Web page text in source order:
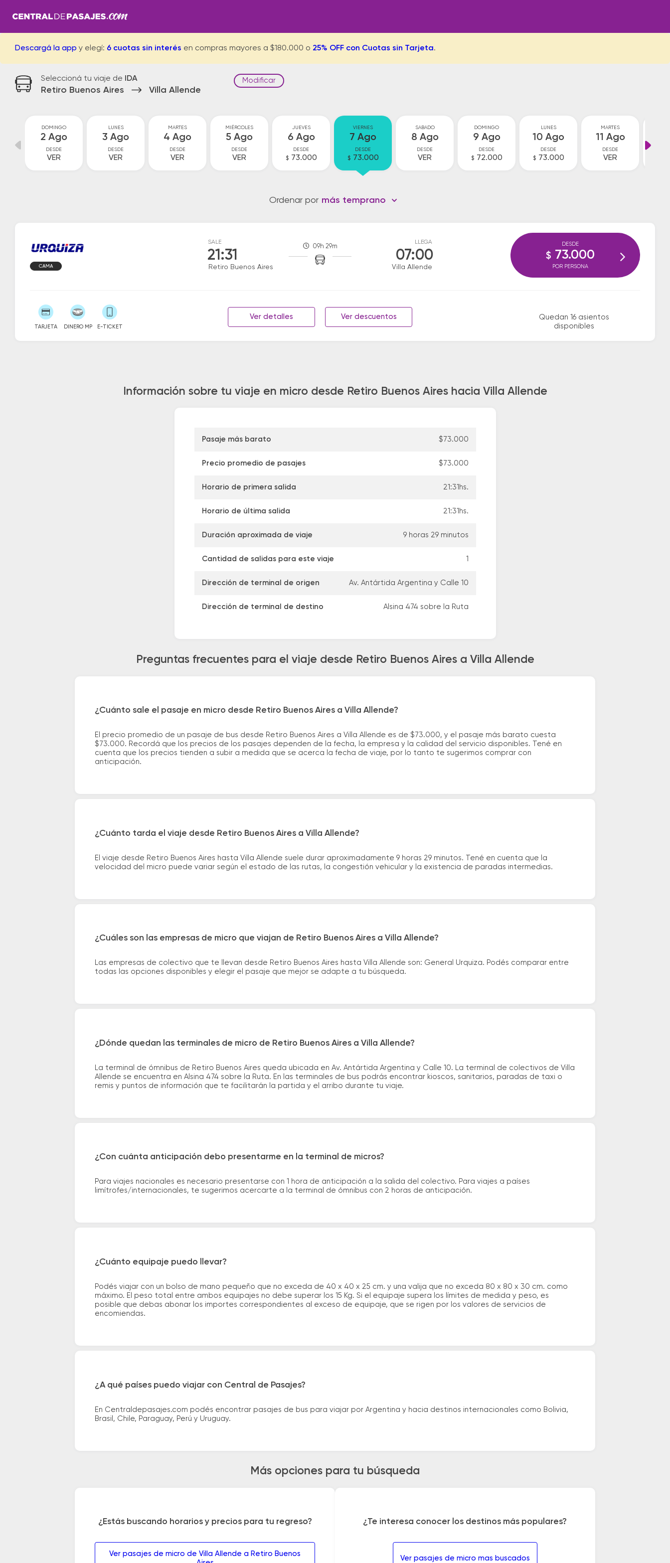
Descargá la app y elegí: 6 cuotas sin interés en compras mayores a $180.000 o 25% OFF con Cuotas sin Tarjeta.
Seleccioná tu viaje de IDA
Retiro Buenos Aires Villa Allende
Modificar
DOMINGO
2 Ago
DESDE
VER
LUNES
3 Ago
DESDE
VER
MARTES
4 Ago
DESDE
VER
MIÉRCOLES
5 Ago
DESDE
VER
JUEVES
6 Ago
DESDE
$ 73.000
VIERNES
7 Ago
DESDE
$ 73.000
SABADO
8 Ago
DESDE
VER
DOMINGO
9 Ago
DESDE
$ 72.000
LUNES
10 Ago
DESDE
$ 73.000
MARTES
11 Ago
DESDE
VER
Ordenar por más temprano
SALE
21:31
Retiro Buenos Aires
09h 29m
LLEGA
07:00
Villa Allende
CAMA
TARJETA DINERO MP E-TICKET
Ver detalles Ver descuentos
Quedan 16 asientos
disponibles
DESDE
$ 73.000
POR PERSONA
Información sobre tu viaje en micro desde Retiro Buenos Aires hacia Villa Allende
Pasaje más barato $73.000
Precio promedio de pasajes $73.000
Horario de primera salida 21:31hs.
Horario de última salida 21:31hs.
Duración aproximada de viaje 9 horas 29 minutos
Cantidad de salidas para este viaje 1
Dirección de terminal de origen Av. Antártida Argentina y Calle 10
Dirección de terminal de destino Alsina 474 sobre la Ruta
Preguntas frecuentes para el viaje desde Retiro Buenos Aires a Villa Allende
¿Cuánto sale el pasaje en micro desde Retiro Buenos Aires a Villa Allende?
El precio promedio de un pasaje de bus desde Retiro Buenos Aires a Villa Allende es de $73.000, y el pasaje más barato cuesta
$73.000. Recordá que los precios de los pasajes dependen de la fecha, la empresa y la calidad del servicio disponibles. Tené en
cuenta que los precios tienden a subir a medida que se acerca la fecha de viaje, por lo tanto te sugerimos comprar con
anticipación.
¿Cuánto tarda el viaje desde Retiro Buenos Aires a Villa Allende?
El viaje desde Retiro Buenos Aires hasta Villa Allende suele durar aproximadamente 9 horas 29 minutos. Tené en cuenta que la
velocidad del micro puede variar según el estado de las rutas, la congestión vehicular y la existencia de paradas intermedias.
¿Cuáles son las empresas de micro que viajan de Retiro Buenos Aires a Villa Allende?
Las empresas de colectivo que te llevan desde Retiro Buenos Aires hasta Villa Allende son: General Urquiza. Podés comparar entre
todas las opciones disponibles y elegir el pasaje que mejor se adapte a tu búsqueda.
¿Dónde quedan las terminales de micro de Retiro Buenos Aires a Villa Allende?
La terminal de ómnibus de Retiro Buenos Aires queda ubicada en Av. Antártida Argentina y Calle 10. La terminal de colectivos de Villa
Allende se encuentra en Alsina 474 sobre la Ruta. En las terminales de bus podrás encontrar kioscos, sanitarios, paradas de taxi o
remis y puntos de información que te facilitarán la partida y el arribo durante tu viaje.
¿Con cuánta anticipación debo presentarme en la terminal de micros?
Para viajes nacionales es necesario presentarse con 1 hora de anticipación a la salida del colectivo. Para viajes a países
limítrofes/internacionales, te sugerimos acercarte a la terminal de ómnibus con 2 horas de anticipación.
¿Cuánto equipaje puedo llevar?
Podés viajar con un bolso de mano pequeño que no exceda de 40 x 40 x 25 cm. y una valija que no exceda 80 x 80 x 30 cm. como
máximo. El peso total entre ambos equipajes no debe superar los 15 Kg. Si el equipaje supera los límites de medida y peso, es
posible que debas abonar los importes correspondientes al exceso de equipaje, que se rigen por los valores de servicios de
encomiendas.
¿A qué países puedo viajar con Central de Pasajes?
En Centraldepasajes.com podés encontrar pasajes de bus para viajar por Argentina y hacia destinos internacionales como Bolivia,
Brasil, Chile, Paraguay, Perú y Uruguay.
Más opciones para tu búsqueda
¿Estás buscando horarios y precios para tu regreso?
Ver pasajes de micro de Villa Allende a Retiro Buenos
¿Te interesa conocer los destinos más populares?
Ver pasajes de micro mas buscados